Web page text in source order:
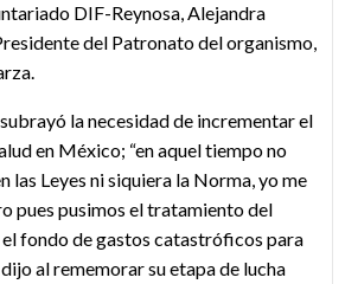
DIF-Reynosa, Alejandra
del Patronato del organismo,
la necesidad de incrementar el
en México; “en aquel tiempo no
las Leyes ni siquiera la Norma, yo me
pues pusimos el tratamiento del
el fondo de gastos catastróficos para
al rememorar su etapa de lucha